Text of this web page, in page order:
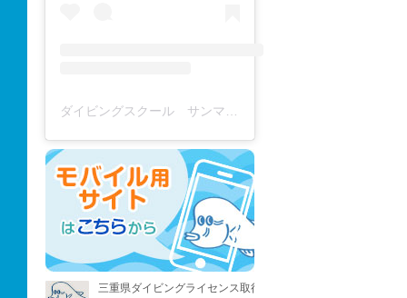
ダイビングスクール サンマーレ / diving school(@diving_school_sanmare)がシェアした投稿